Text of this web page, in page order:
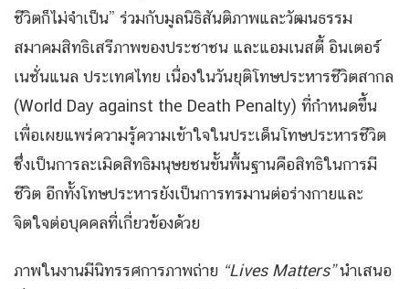
ชีวิตก็ไม่จำเป็น” ร่วมกับมูลนิธิสันติภาพและวัฒนธรรม
สมาคมสิทธิเสรีภาพของประชาชน และแอมเนสตี้ อินเตอร์
เนชั่นแนล ประเทศไทย เนื่องในวันยุติโทษประหารชีวิตสากล
(World Day against the Death Penalty) ที่กำหนดขึ้น
เพื่อเผยแพร่ความรู้ความเข้าใจในประเด็นโทษประหารชีวิต
ซึ่งเป็นการละเมิดสิทธิมนุษยชนขั้นพื้นฐานคือสิทธิในการมี
ชีวิต อีกทั้งโทษประหารยังเป็นการทรมานต่อร่างกายและ
จิตใจต่อบุคคลที่เกี่ยวข้องด้วย
ภาพในงานมีนิทรรศการภาพถ่าย “Lives Matters”นำเสนอ